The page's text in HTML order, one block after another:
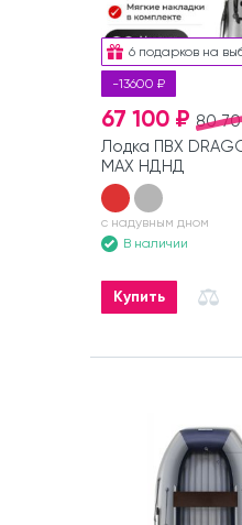
6 подарков на
-13600 ₽
80
67 100 ₽
Лодка ПВХ
MAX НДНД
с надувным дном
В наличии
Купить